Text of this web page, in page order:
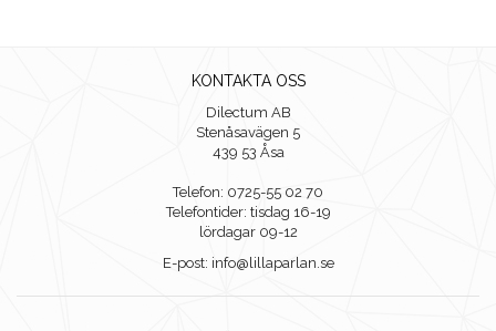
KONTAKTA OSS
Dilectum AB
Stenåsavägen 5
439 53 Åsa
Telefon: 0725-55 02 70
Telefontider: tisdag 16-19
lördagar 09-12
E-post: info@lillaparlan.se